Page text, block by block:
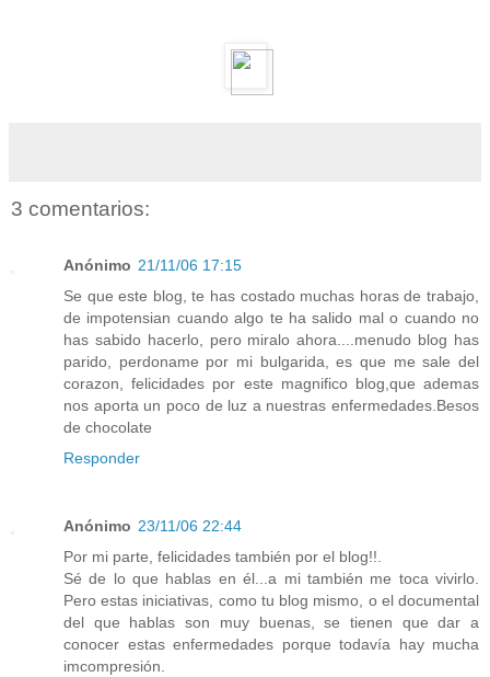
3 comentarios:
Anónimo 21/11/06 17:15
Se que este blog, te has costado muchas horas de trabajo,
de impotensian cuando algo te ha salido mal o cuando no
has sabido hacerlo, pero miralo ahora....menudo blog has
parido, perdoname por mi bulgarida, es que me sale del
corazon, felicidades por este magnifico blog,que ademas
nos aporta un poco de luz a nuestras enfermedades.Besos
de chocolate
Responder
Anónimo 23/11/06 22:44
Por mi parte, felicidades también por el blog!!.
Sé de lo que hablas en él...a mi también me toca vivirlo.
Pero estas iniciativas, como tu blog mismo, o el documental
del que hablas son muy buenas, se tienen que dar a
conocer estas enfermedades porque todavía hay mucha
imcompresión.